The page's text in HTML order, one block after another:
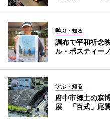
学ぶ・知る
調布で平和祈念
ル・ポスティー
学ぶ・知る
府中市郷土の森
展 「百式」尾